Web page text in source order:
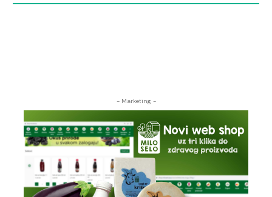
- Marketing -